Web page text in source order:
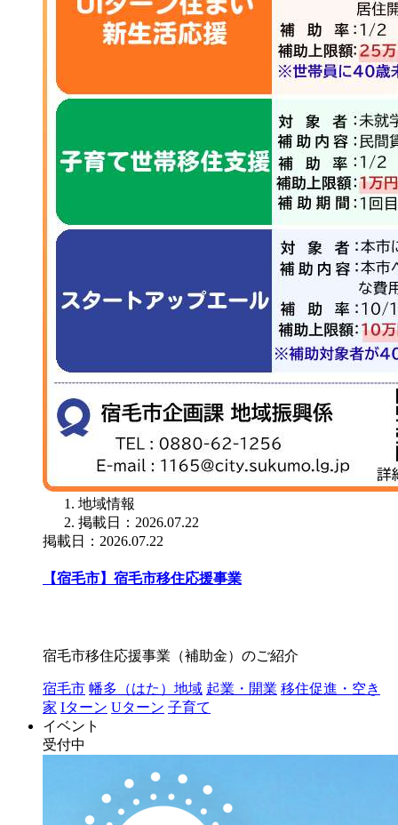
地域情報
掲載日：2026.07.22
掲載日：2026.07.22
【宿毛市】宿毛市移住応援事業
宿毛市移住応援事業（補助金）のご紹介
宿毛市 幡多（はた）地域 起業・開業 移住促進・空き
家 Iターン Uターン 子育て
イベント
受付中